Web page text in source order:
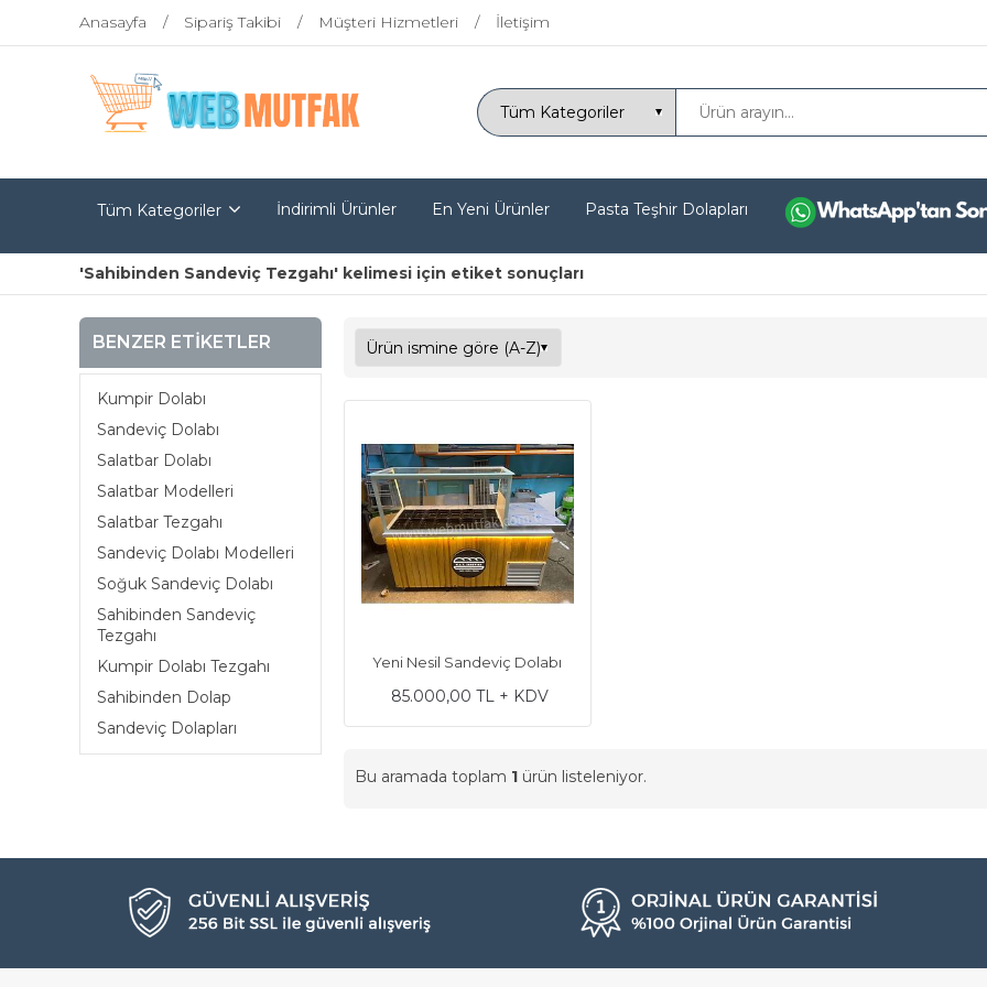
Anasayfa Sipariş Takibi Müşteri Hizmetleri İletişim
Tüm Kategoriler İndirimli Ürünler En Yeni Ürünler Pasta Teşhir Dolapları
'Sahibinden Sandeviç Tezgahı' kelimesi için etiket sonuçları
BENZER ETIKETLER
Kumpir Dolabı
Sandeviç Dolabı
Salatbar Dolabı
Salatbar Modelleri
Salatbar Tezgahı
Sandeviç Dolabı Modelleri
Soğuk Sandeviç Dolabı
Sahibinden Sandeviç
Tezgahı
Kumpir Dolabı Tezgahı
Sahibinden Dolap
Sandeviç Dolapları
Yeni Nesil Sandeviç Dolabı
85.000,00 TL + KDV
Bu aramada toplam 1 ürün listeleniyor.